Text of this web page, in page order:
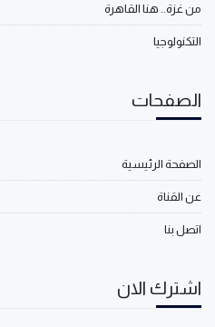
من غزة.. هنا القاهرة
التكنولوجيا
الصفحات
الصفحة الرئيسية
عن القناة
اتصل بنا
اشترك الان